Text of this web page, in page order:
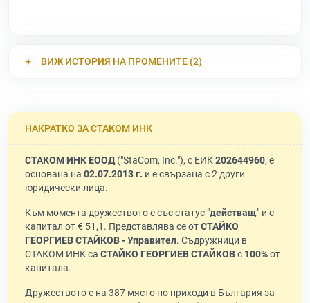
ВИЖ ИСТОРИЯ НА ПРОМЕНИТЕ (2)
НАКРАТКО ЗА СТАКОМ ИНК
СТАКОМ ИНК ЕООД("StaCom, Inc."), с ЕИК202644960, е
основана на 02.07.2013 г. и е свързана с 2 други
юридически лица.
Към момента дружеството е със статус "действащ" и с
капитал от € 51,1. Представлява се отСТАЙКО
ГЕОРГИЕВ СТАЙКОВ - Управител. Съдружници в
СТАКОМ ИНК са СТАЙКО ГЕОРГИЕВ СТАЙКОВс 100%от
капитала.
Дружеството е на 387 място по приходи в България за